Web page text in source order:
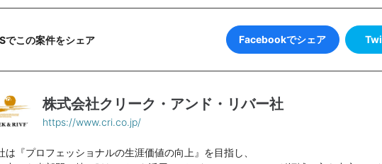
でこの案件をシェア Facebookでシェア
株式会社クリーク・アンド・リバー社
https://www.cri.co.jp/
は『プロフェッショナルの生涯価値の向上』を目指し、